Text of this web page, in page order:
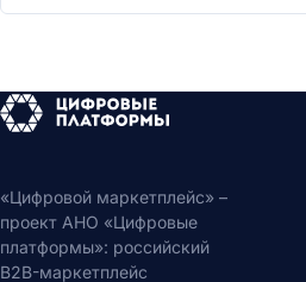
«Цифровой маркетплейс» –
проект АНО «Цифровые
платформы»: российский
B2B-маркетплейс